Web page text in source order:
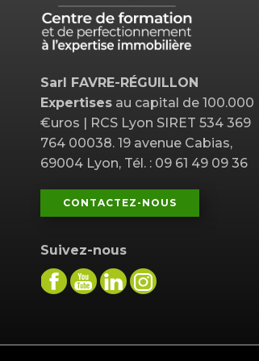
Sarl FAVRE-RÉGUILLON
Expertises au capital de 100.000
€uros | RCS Lyon SIRET 534 369
764 00038. 19 avenue Cabias,
69004 Lyon, Tél. : 09 61 49 09 36
CONTACTEZ-NOUS
Suivez-nous